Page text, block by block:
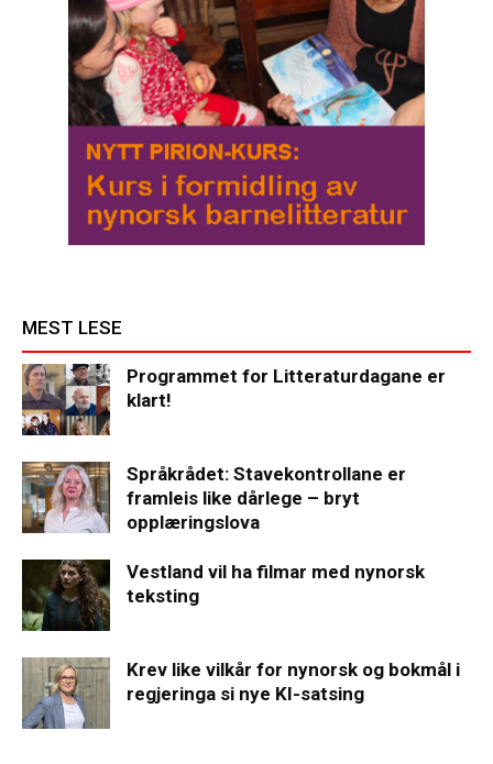
MEST LESE
Programmet for Litteraturdagane er
klart!
Språkrådet: Stavekontrollane er
framleis like dårlege – bryt
opplæringslova
Vestland vil ha filmar med nynorsk
teksting
Krev like vilkår for nynorsk og bokmål i
regjeringa si nye KI-satsing